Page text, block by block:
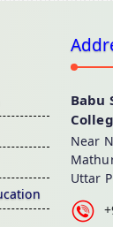
Babu
Near
Uttar